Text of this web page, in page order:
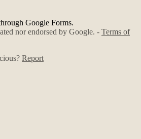
Google Forms.
nor endorsed by Google. - Terms of
Report